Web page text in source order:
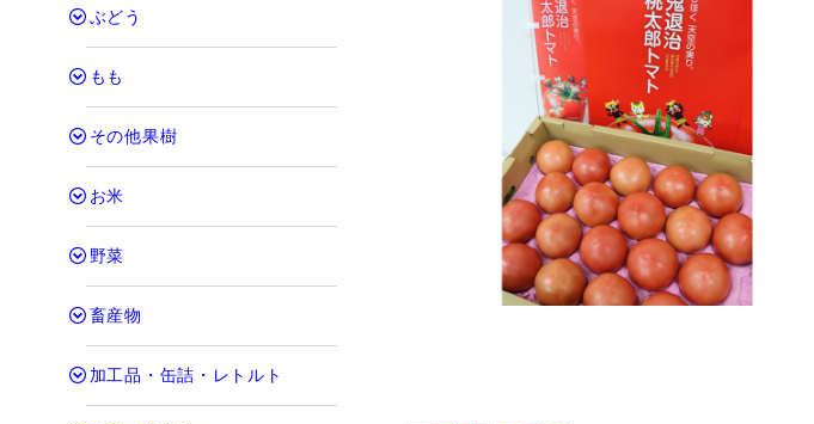
ぶどう
もも
その他果樹
お米
野菜
畜産物
加工品・缶詰・レトルト